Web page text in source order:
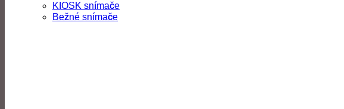
KIOSK snímače
Bežné snímače